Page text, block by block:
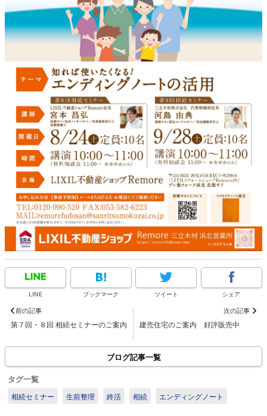
LINE ブックマーク ツイート シェア
前の記事
第７回・８回 相続セミナーのご案内
次の記事
建売住宅のご案内 好評販売中
ブログ記事一覧
タグ一覧
相続セミナー 生前整理 終活 相続 エンディングノート